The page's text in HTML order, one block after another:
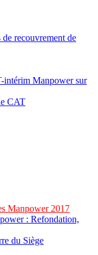
recouvrement de
intérim Manpower sur
CAT
Manpower 2017
: Refondation,
du Siège